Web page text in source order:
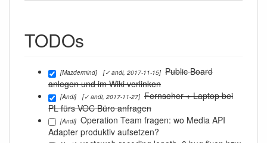
TODOs
[Mazdermind] [✓ andi, 2017-11-15] Public Board
anlegen und im Wiki verlinken
[Andi] [✓ andi, 2017-11-27] Fernseher + Laptop bei
PL fürs VOC Büro anfragen
[Andi] Operation Team fragen: wo Media API
Adapter produktiv aufsetzen?